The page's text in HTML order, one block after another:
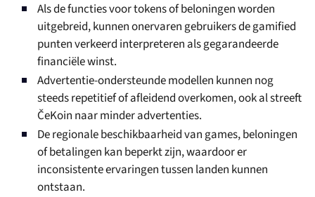
Als de functies voor tokens of beloningen worden
uitgebreid, kunnen onervaren gebruikers de gamified
punten verkeerd interpreteren als gegarandeerde
financiële winst.
Advertentie-ondersteunde modellen kunnen nog
steeds repetitief of afleidend overkomen, ook al streeft
ČeKoin naar minder advertenties.
De regionale beschikbaarheid van games, beloningen
of betalingen kan beperkt zijn, waardoor er
inconsistente ervaringen tussen landen kunnen
ontstaan.